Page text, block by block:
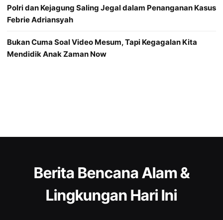
Polri dan Kejagung Saling Jegal dalam Penanganan Kasus
Febrie Adriansyah
Bukan Cuma Soal Video Mesum, Tapi Kegagalan Kita
Mendidik Anak Zaman Now
Berita Bencana Alam &
Lingkungan Hari Ini